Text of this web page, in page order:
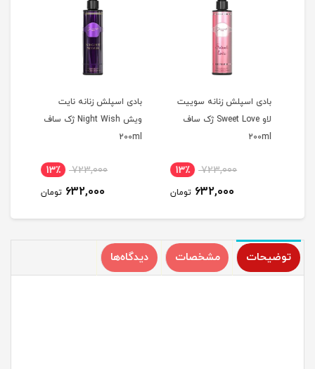
بادی اسپلش زنانه سوییت
لاو Sweet Love ژک ساف
200ml
723,000 13٪
632,000 تومان
بادی اسپلش زنانه نایت
ویش Night Wish ژک ساف
200ml
723,000 13٪
632,000 تومان
توضیحات مشخصات دیدگاه‌ها